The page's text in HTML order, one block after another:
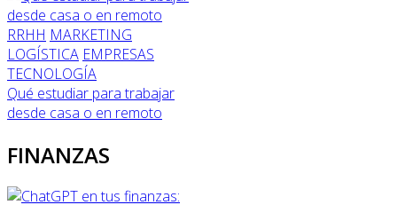
RRHH MARKETING
LOGÍSTICA EMPRESAS
TECNOLOGÍA
Qué estudiar para trabajar
desde casa o en remoto
FINANZAS